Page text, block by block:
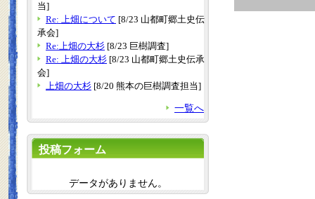
当]
Re: 上畑について [8/23 山都町郷土史伝
承会]
Re:上畑の大杉 [8/23 巨樹調査]
Re: 上畑の大杉 [8/23 山都町郷土史伝承
会]
上畑の大杉 [8/20 熊本の巨樹調査担当]
一覧へ
投稿フォーム
データがありません。